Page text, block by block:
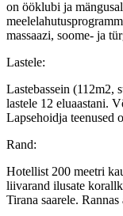
on ööklubi ja
massaazi, soome- ja
Lastele:
Lastebassein (112m2,
lastele 12 eluaastani.
Lapsehoidja teenused
Rand:
Hotellist 200 meetri
liivarand ilusate
Tirana saarele.